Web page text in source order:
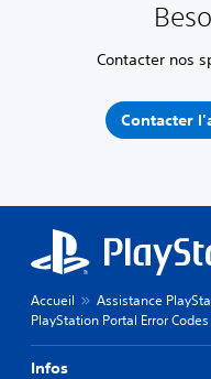
Contacter nos
Contacter
Accueil Assistance
PlayStation Portal Error Codes
Infos